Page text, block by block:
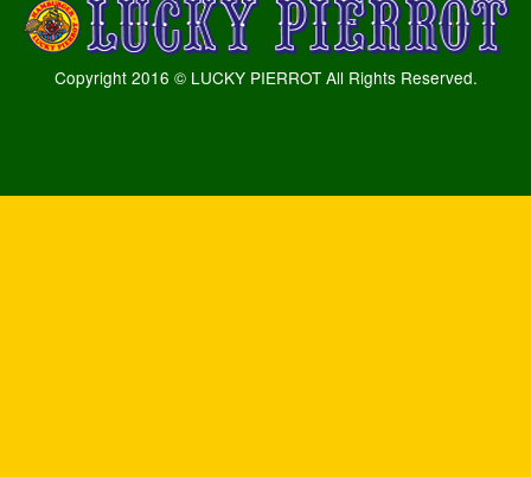
Copyright 2016 © LUCKY PIERROT All Rights Reserved.